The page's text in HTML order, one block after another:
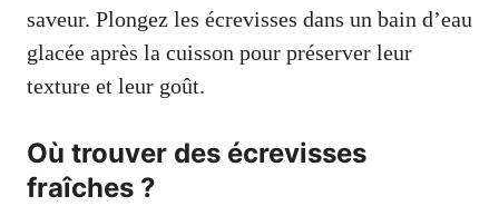
saveur. Plongez les écrevisses dans un bain d’eau
glacée après la cuisson pour préserver leur
texture et leur goût.
Où trouver des écrevisses
fraîches ?